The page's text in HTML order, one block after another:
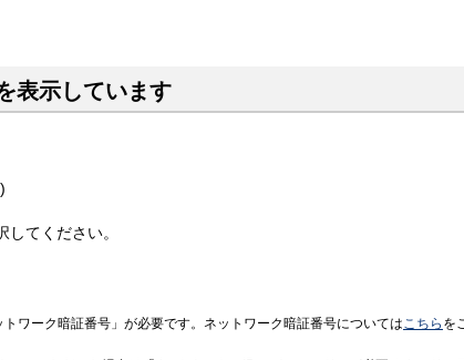
表示しています
てください。
ワーク暗証番号」が必要です。ネットワーク暗証番号についてはこちら を